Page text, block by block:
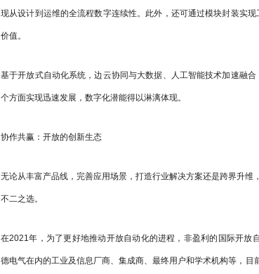
现从设计到运维的全流程数字连续性。此外，还可通过模块封装实
价值。
基于开放式自动化系统，边云协同与大数据、人工智能技术加速融
个方面实现迅速发展，数字化潜能得以淋漓体现。
协作共赢：开放的创新生态
无论从丰富产品线，完善应用场景，打造行业解决方案还是跨界升维
不二之选。
在2021年，为了更好地推动开放自动化的进程，非盈利的国际开
德电气在内的工业及信息厂商、集成商、最终用户和学术机构等，